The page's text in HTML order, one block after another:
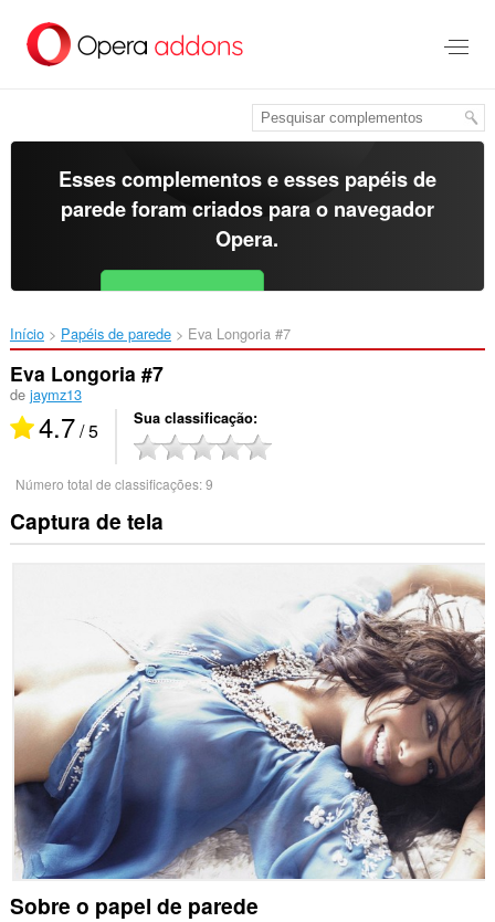
para
Esses complementos e esses papéis de
parede foram criados para o navegador
Opera.
Baixar o Opera Free for Android
Início Papéis de parede Eva Longoria #7‎
Eva Longoria #7
de jaymz13
4.7/ 5 Sua classificação
Número total de classificações:9
Captura de tela
Sobre o papel de parede